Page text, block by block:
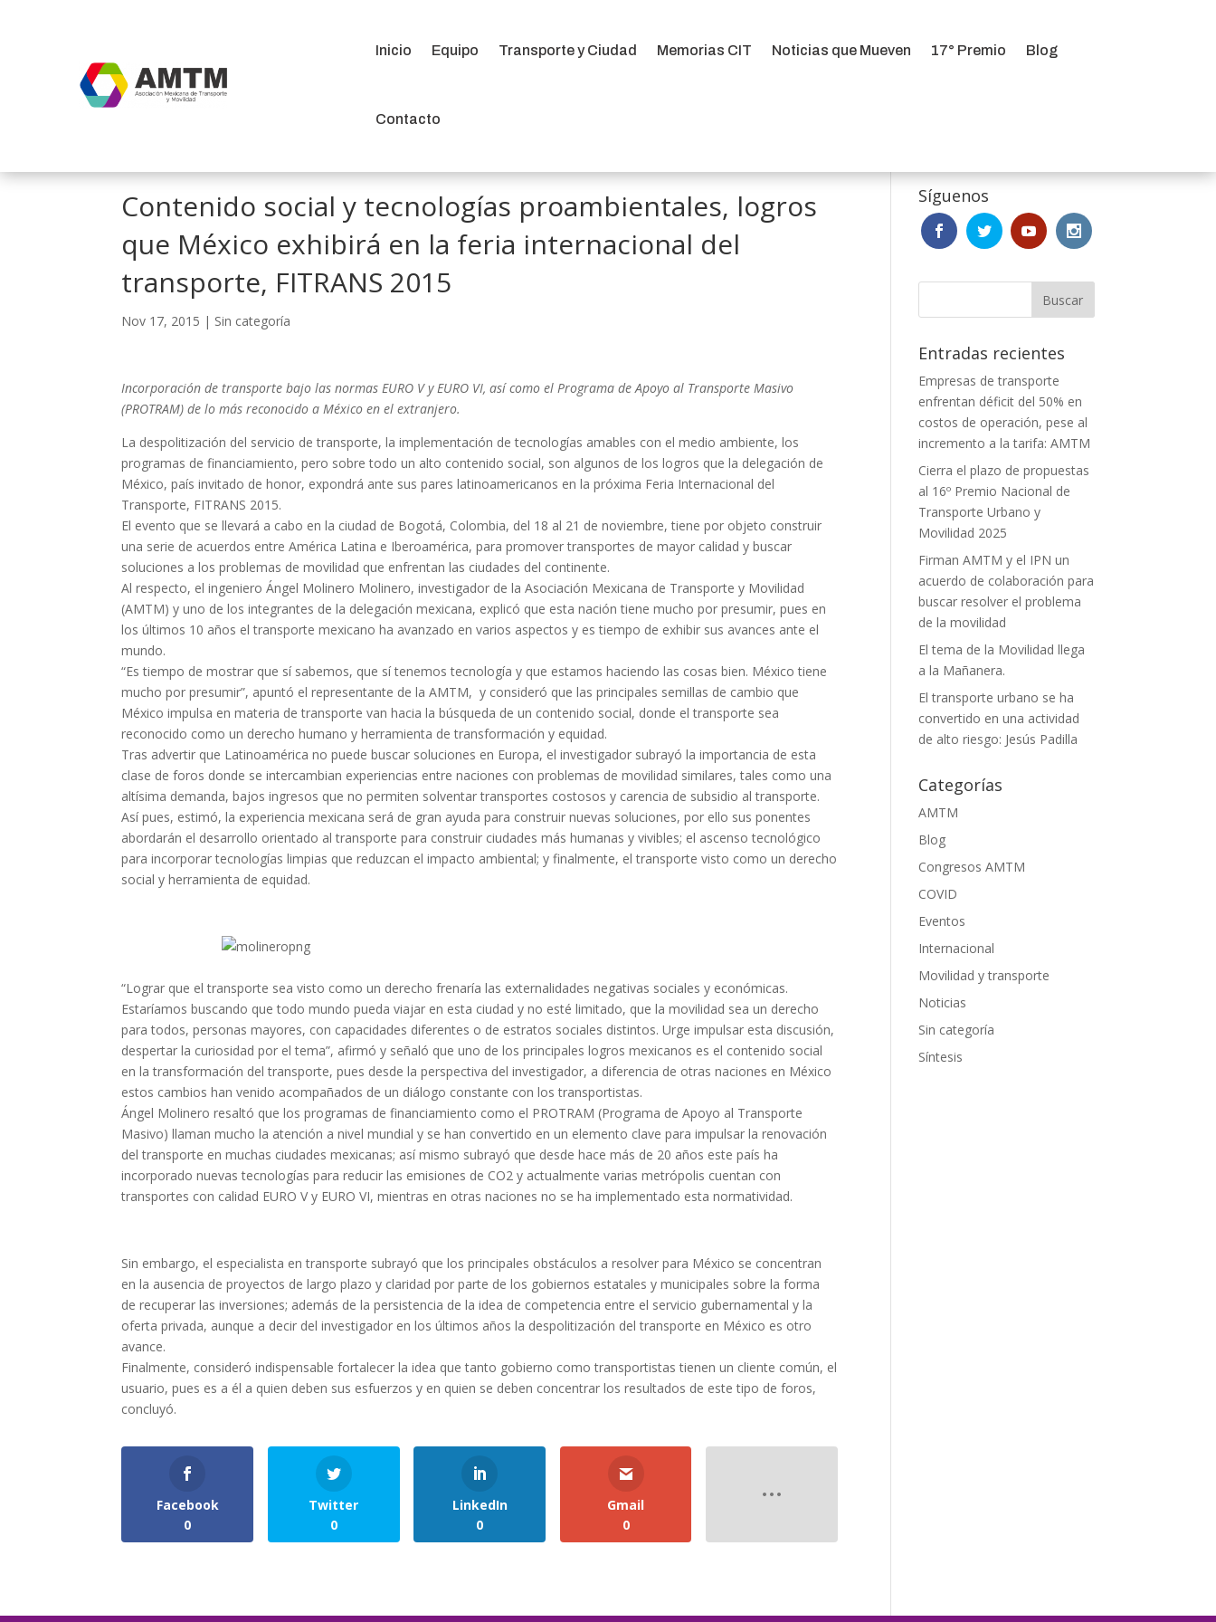
Inicio Equipo Transporte y Ciudad Memorias CIT Noticias que Mueven 17° Premio Blog
Contacto
Contenido social y tecnologías proambientales, logros
que México exhibirá en la feria internacional del
transporte, FITRANS 2015
Nov 17, 2015 | Sin categoría
Incorporación de transporte bajo las normas EURO V y EURO VI, así como el Programa de Apoyo al Transporte Masivo
(PROTRAM) de lo más reconocido a México en el extranjero.
La despolitización del servicio de transporte, la implementación de tecnologías amables con el medio ambiente, los
programas de financiamiento, pero sobre todo un alto contenido social, son algunos de los logros que la delegación de
México, país invitado de honor, expondrá ante sus pares latinoamericanos en la próxima Feria Internacional del
Transporte, FITRANS 2015.
El evento que se llevará a cabo en la ciudad de Bogotá, Colombia, del 18 al 21 de noviembre, tiene por objeto construir
una serie de acuerdos entre América Latina e Iberoamérica, para promover transportes de mayor calidad y buscar
soluciones a los problemas de movilidad que enfrentan las ciudades del continente.
Al respecto, el ingeniero Ángel Molinero Molinero, investigador de la Asociación Mexicana de Transporte y Movilidad
(AMTM) y uno de los integrantes de la delegación mexicana, explicó que esta nación tiene mucho por presumir, pues en
los últimos 10 años el transporte mexicano ha avanzado en varios aspectos y es tiempo de exhibir sus avances ante el
mundo.
“Es tiempo de mostrar que sí sabemos, que sí tenemos tecnología y que estamos haciendo las cosas bien. México tiene
mucho por presumir”, apuntó el representante de la AMTM, y consideró que las principales semillas de cambio que
México impulsa en materia de transporte van hacia la búsqueda de un contenido social, donde el transporte sea
reconocido como un derecho humano y herramienta de transformación y equidad.
Tras advertir que Latinoamérica no puede buscar soluciones en Europa, el investigador subrayó la importancia de esta
clase de foros donde se intercambian experiencias entre naciones con problemas de movilidad similares, tales como una
altísima demanda, bajos ingresos que no permiten solventar transportes costosos y carencia de subsidio al transporte.
Así pues, estimó, la experiencia mexicana será de gran ayuda para construir nuevas soluciones, por ello sus ponentes
abordarán el desarrollo orientado al transporte para construir ciudades más humanas y vivibles; el ascenso tecnológico
para incorporar tecnologías limpias que reduzcan el impacto ambiental; y finalmente, el transporte visto como un derecho
social y herramienta de equidad.
“Lograr que el transporte sea visto como un derecho frenaría las externalidades negativas sociales y económicas.
Estaríamos buscando que todo mundo pueda viajar en esta ciudad y no esté limitado, que la movilidad sea un derecho
para todos, personas mayores, con capacidades diferentes o de estratos sociales distintos. Urge impulsar esta discusión,
despertar la curiosidad por el tema”, afirmó y señaló que uno de los principales logros mexicanos es el contenido social
en la transformación del transporte, pues desde la perspectiva del investigador, a diferencia de otras naciones en México
estos cambios han venido acompañados de un diálogo constante con los transportistas.
Ángel Molinero resaltó que los programas de financiamiento como el PROTRAM (Programa de Apoyo al Transporte
Masivo) llaman mucho la atención a nivel mundial y se han convertido en un elemento clave para impulsar la renovación
del transporte en muchas ciudades mexicanas; así mismo subrayó que desde hace más de 20 años este país ha
incorporado nuevas tecnologías para reducir las emisiones de CO2 y actualmente varias metrópolis cuentan con
transportes con calidad EURO V y EURO VI, mientras en otras naciones no se ha implementado esta normatividad.
Sin embargo, el especialista en transporte subrayó que los principales obstáculos a resolver para México se concentran
en la ausencia de proyectos de largo plazo y claridad por parte de los gobiernos estatales y municipales sobre la forma
de recuperar las inversiones; además de la persistencia de la idea de competencia entre el servicio gubernamental y la
oferta privada, aunque a decir del investigador en los últimos años la despolitización del transporte en México es otro
avance.
Finalmente, consideró indispensable fortalecer la idea que tanto gobierno como transportistas tienen un cliente común, el
usuario, pues es a él a quien deben sus esfuerzos y en quien se deben concentrar los resultados de este tipo de foros,
concluyó.
Facebook
0
Twitter
0
LinkedIn
0
Gmail
0
Síguenos
Entradas recientes
Empresas de transporte
enfrentan déficit del 50% en
costos de operación, pese al
incremento a la tarifa: AMTM
Cierra el plazo de propuestas
al 16º Premio Nacional de
Transporte Urbano y
Movilidad 2025
Firman AMTM y el IPN un
acuerdo de colaboración para
buscar resolver el problema
de la movilidad
El tema de la Movilidad llega
a la Mañanera.
El transporte urbano se ha
convertido en una actividad
de alto riesgo: Jesús Padilla
Categorías
AMTM
Blog
Congresos AMTM
COVID
Eventos
Internacional
Movilidad y transporte
Noticias
Sin categoría
Síntesis